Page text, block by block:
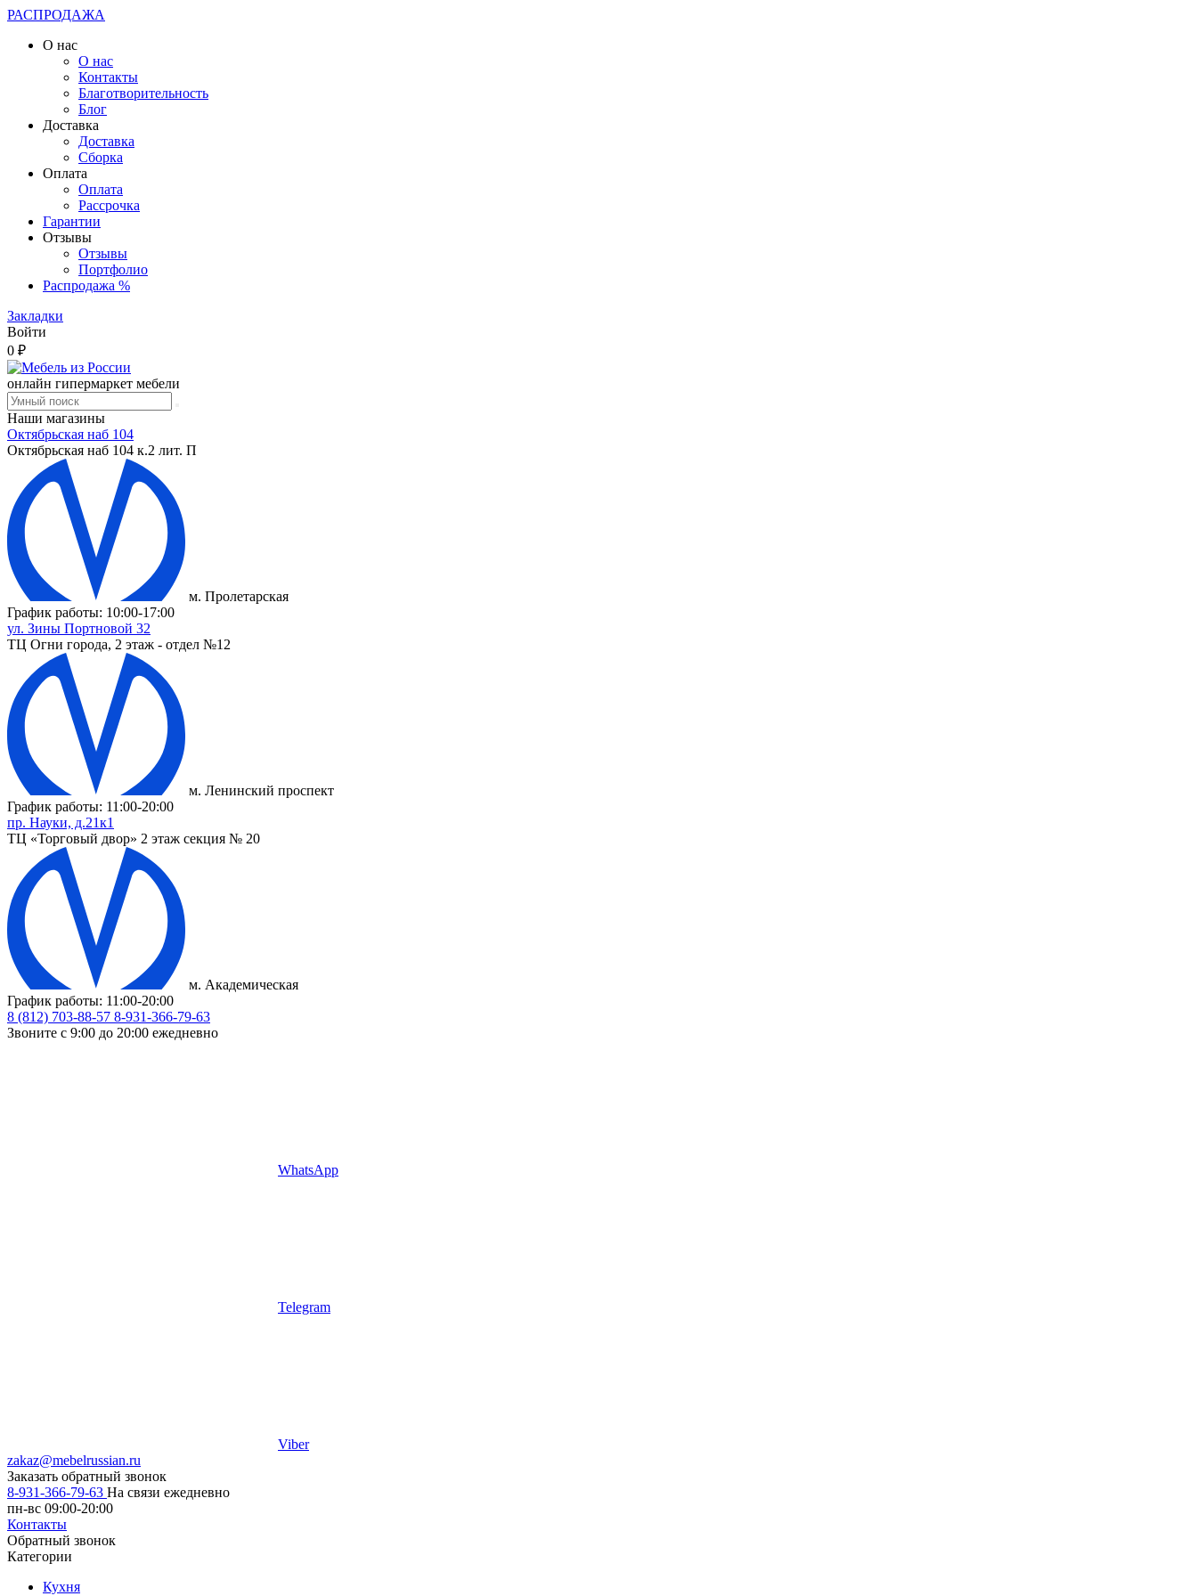
РАСПРОДАЖА
О нас
О нас
Контакты
Благотворительность
Блог
Доставка
Доставка
Сборка
Оплата
Оплата
Рассрочка
Гарантии
Отзывы
Отзывы
Портфолио
Распродажа %
Закладки
Войти
0 ₽
онлайн гипермаркет мебели
Наши магазины
Октябрьская наб 104
Октябрьская наб 104 к.2 лит. П
м. Пролетарская
График работы: 10:00-17:00
ул. Зины Портновой 32
ТЦ Огни города, 2 этаж - отдел №12
м. Ленинский проспект
График работы: 11:00-20:00
пр. Науки, д.21к1
ТЦ «Торговый двор» 2 этаж секция № 20
м. Академическая
График работы: 11:00-20:00
8 (812) 703-88-57 8-931-366-79-63
Звоните с 9:00 до 20:00 ежедневно
WhatsApp
Telegram
Viber
zakaz@mebelrussian.ru
Заказать обратный звонок
8-931-366-79-63 На связи ежедневно
пн-вс 09:00-20:00
Контакты
Обратный звонок
Категории
Кухня